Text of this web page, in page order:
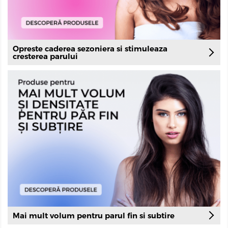
Opreste caderea sezoniera si stimuleaza
cresterea parului
Mai mult volum pentru parul fin si subtire